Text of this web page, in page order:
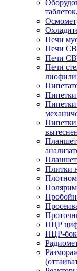
Печи
Печи
Печи
Печи
Пипетки
Пипетки
Пипетки
Плитки
ПЦР
ПЦР-